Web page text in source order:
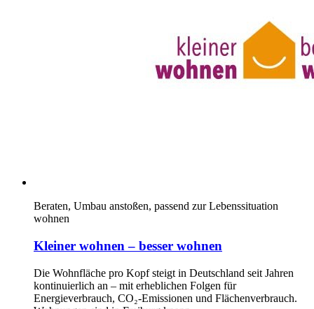
Beraten, Umbau anstoßen, passend zur Lebenssituation
wohnen
Kleiner wohnen – besser wohnen
Die Wohnfläche pro Kopf steigt in Deutschland seit Jahren
kontinuierlich an – mit erheblichen Folgen für
Energieverbrauch, CO₂-Emissionen und Flächenverbrauch.